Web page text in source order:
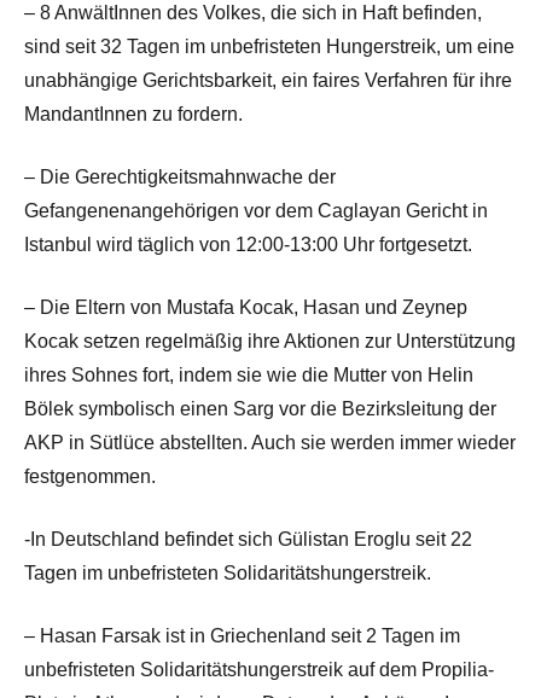
– 8 AnwältInnen des Volkes, die sich in Haft befinden,
sind seit 32 Tagen im unbefristeten Hungerstreik, um eine
unabhängige Gerichtsbarkeit, ein faires Verfahren für ihre
MandantInnen zu fordern.
– Die Gerechtigkeitsmahnwache der
Gefangenenangehörigen vor dem Caglayan Gericht in
Istanbul wird täglich von 12:00-13:00 Uhr fortgesetzt.
– Die Eltern von Mustafa Kocak, Hasan und Zeynep
Kocak setzen regelmäßig ihre Aktionen zur Unterstützung
ihres Sohnes fort, indem sie wie die Mutter von Helin
Bölek symbolisch einen Sarg vor die Bezirksleitung der
AKP in Sütlüce abstellten. Auch sie werden immer wieder
festgenommen.
-In Deutschland befindet sich Gülistan Eroglu seit 22
Tagen im unbefristeten Solidaritätshungerstreik.
– Hasan Farsak ist in Griechenland seit 2 Tagen im
unbefristeten Solidaritätshungerstreik auf dem Propilia-